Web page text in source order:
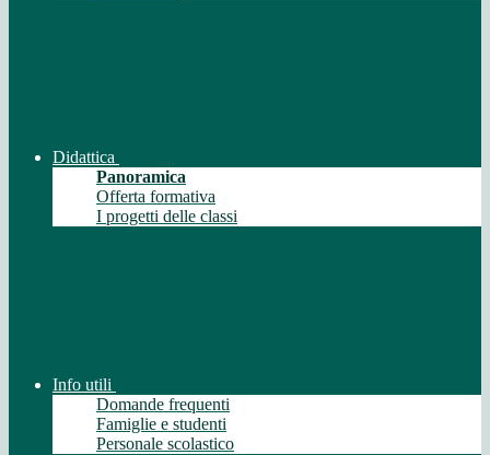
Didattica
Panoramica
Offerta formativa
I progetti delle classi
Info utili
Domande frequenti
Famiglie e studenti
Personale scolastico